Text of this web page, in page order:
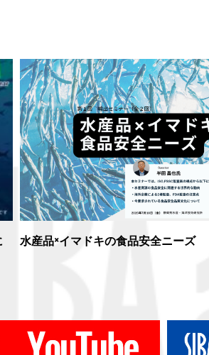
水産品×イマドキの食品安全ニーズ